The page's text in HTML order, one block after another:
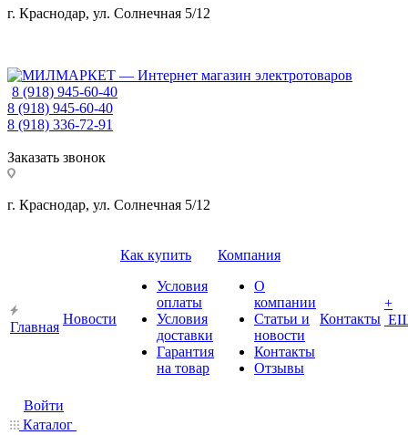
г. Краснодар, ул. Солнечная 5/12
8 (918) 945-60-40
8 (918) 945-60-40
8 (918) 336-72-91
Заказать звонок
г. Краснодар, ул. Солнечная 5/12
Главная
Новости
Как купить
Условия
оплаты
Условия
доставки
Гарантия
на товар
Компания
О
компании
Статьи и
новости
Контакты
Отзывы
Контакты
+
Войти
Каталог